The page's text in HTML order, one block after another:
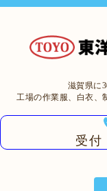
滋賀県に
工場の作業服、白衣、
受付